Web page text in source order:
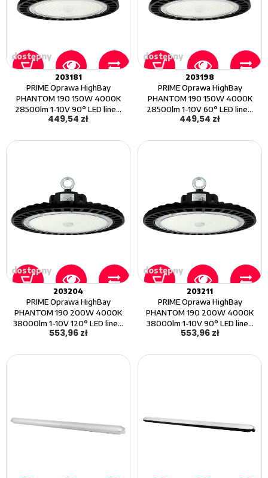
dostępny
203181
PRIME Oprawa HighBay
PHANTOM 190 150W 4000K
28500lm 1-10V 90° LED line...
449,54 zł
dostępny
203198
PRIME Oprawa HighBay
PHANTOM 190 150W 4000K
28500lm 1-10V 60° LED line...
449,54 zł
dostępny
203204
PRIME Oprawa HighBay
PHANTOM 190 200W 4000K
38000lm 1-10V 120° LED line...
553,96 zł
dostępny
203211
PRIME Oprawa HighBay
PHANTOM 190 200W 4000K
38000lm 1-10V 90° LED line...
553,96 zł